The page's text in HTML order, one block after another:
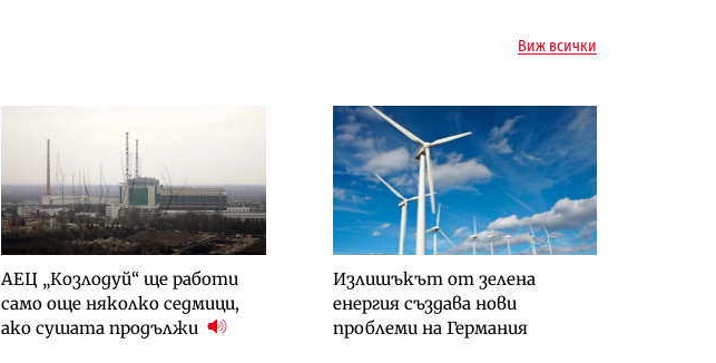
Виж всички
АЕЦ „Козлодуй“ ще работи
само още няколко седмици,
ако сушата продължи
Излишъкът от зелена
енергия създава нови
проблеми на Германия